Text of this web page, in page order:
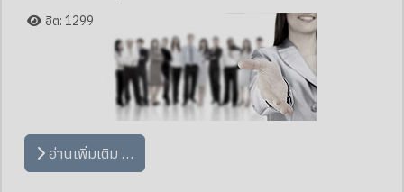
ฮิต: 1299
อ่านเพิ่มเติม …